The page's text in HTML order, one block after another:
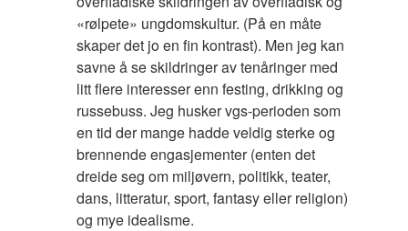
«rølpete» ungdomskultur. (På en måte
skaper det jo en fin kontrast). Men jeg kan
savne å se skildringer av tenåringer med
litt flere interesser enn festing, drikking og
russebuss. Jeg husker vgs-perioden som
en tid der mange hadde veldig sterke og
brennende engasjementer (enten det
dreide seg om miljøvern, politikk, teater,
dans, litteratur, sport, fantasy eller religion)
og mye idealisme.